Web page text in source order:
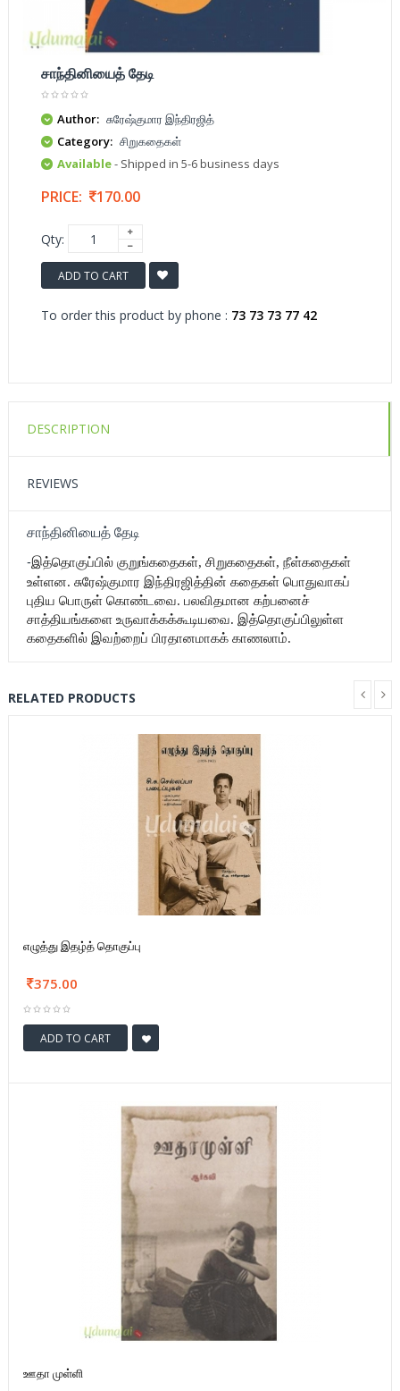
சாந்தினியைத் தேடி
Author: சுரேஷ்குமார இந்திரஜித்
Category: சிறுகதைகள்
Available- Shipped in 5-6 business days
PRICE: 170.00
Qty:
ADD TO CART
To order this product by phone : 73 73 73 77 42
DESCRIPTION
REVIEWS
சாந்தினியைத் தேடி
-இத்தொகுப்பில் குறுங்கதைகள், சிறுகதைகள், நீள்கதைகள்
உள்ளன. சுரேஷ்குமார இந்திரஜித்தின் கதைகள் பொதுவாகப்
புதிய பொருள் கொண்டவை. பலவிதமான கற்பனைச்
சாத்தியங்களை உருவாக்கக்கூடியவை. இத்தொகுப்பிலுள்ள
கதைகளில் இவற்றைப் பிரதானமாகக் காணலாம்.
RELATED PRODUCTS
எழுத்து இதழ்த் தொகுப்பு
375.00
ADD TO CART
ஊதா முள்ளி